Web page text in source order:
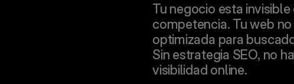
Tu negocio esta invisible
competencia. Tu web
optimizada para
Sin estrategia SEO, no
visibilidad online.